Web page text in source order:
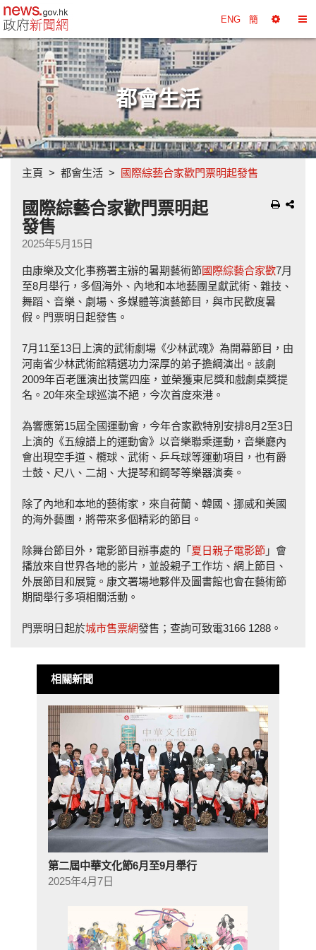
政府新聞網主頁 ENG 簡
擇
換
都會生活
主頁 都會生活 國際綜藝合家歡門票明起發售
國際綜藝合家歡門票明起
發售
2025年5月15日
由康樂及文化事務署主辦的暑期藝術節國際綜藝合家歡7月
至8月舉行，多個海外、內地和本地藝團呈獻武術、雜技、
舞蹈、音樂、劇場、多媒體等演藝節目，與市民歡度暑
假。門票明日起發售。
7月11至13日上演的武術劇場《少林武魂》為開幕節目，由
河南省少林武術館精選功力深厚的弟子擔綱演出。該劇
2009年百老匯演出技驚四座，並榮獲東尼獎和戲劇桌獎提
名。20年來全球巡演不絕，今次首度來港。
為響應第15屆全國運動會，今年合家歡特別安排8月2至3日
上演的《五線譜上的運動會》以音樂聯乘運動，音樂廳內
會出現空手道、欖球、武術、乒乓球等運動項目，也有爵
士鼓、尺八、二胡、大提琴和鋼琴等樂器演奏。
除了內地和本地的藝術家，來自荷蘭、韓國、挪威和美國
的海外藝團，將帶來多個精彩的節目。
除舞台節目外，電影節目辦事處的「 夏日親子電影節 」會
播放來自世界各地的影片，並設親子工作坊、網上節目、
外展節目和展覽。康文署場地夥伴及圖書館也會在藝術節
期間舉行多項相關活動。
門票明日起於城市售票網發售；查詢可致電3166 1288。
相關新聞
第二屆中華文化節6月至9月舉行
2025年4月7日